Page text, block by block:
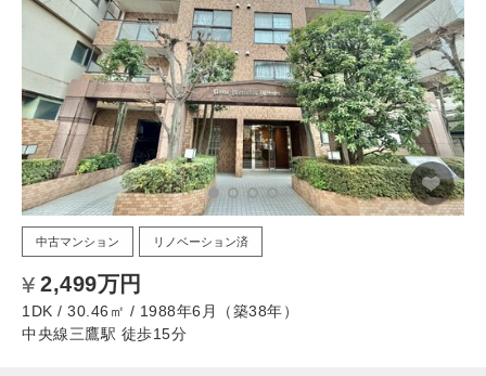
中古マンション リノベーション済
2,499万円
1DK / 30.46㎡ / 1988年6月（築38年）
中央線三鷹駅 徒歩15分